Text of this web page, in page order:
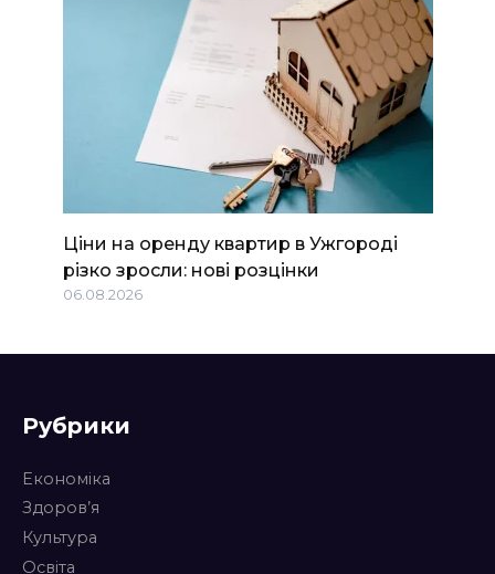
Ціни на оренду квартир в Ужгороді
різко зросли: нові розцінки
06.08.2026
Рубрики
Економіка
Здоров’я
Культура
Освіта